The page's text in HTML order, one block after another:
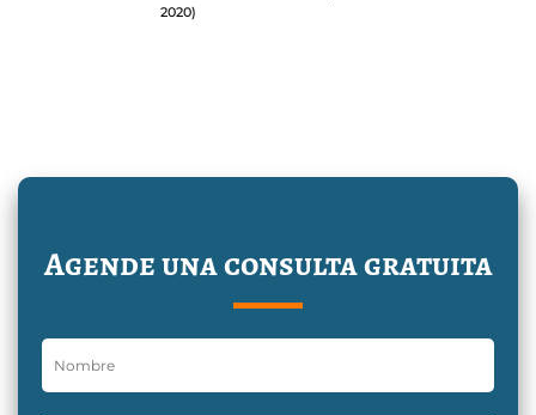
2020)
Agende una consulta gratuita